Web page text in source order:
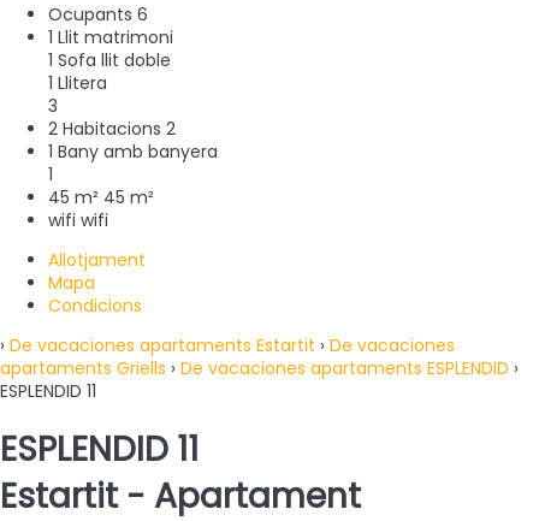
Ocupants 6
1 Llit matrimoni
1 Sofa llit doble
1 Llitera
3
2 Habitacions 2
1 Bany amb banyera
1
45 m² 45 m²
wifi wifi
Allotjament
Mapa
Condicions
› De vacaciones apartaments Estartit › De vacaciones
apartaments Griells › De vacaciones apartaments ESPLENDID ›
ESPLENDID 11
ESPLENDID 11
Estartit - Apartament